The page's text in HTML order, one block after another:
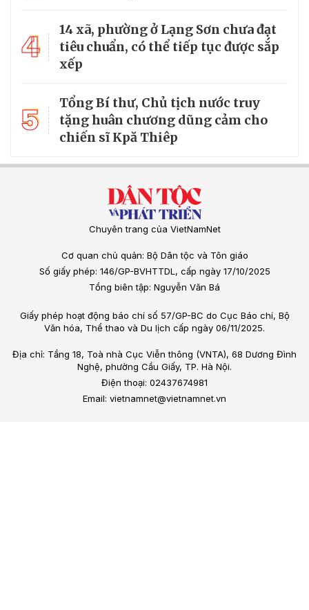
4
14 xã, phường ở Lạng Sơn chưa đạt
tiêu chuẩn, có thể tiếp tục được sắp
xếp
5
Tổng Bí thư, Chủ tịch nước truy
tặng huân chương dũng cảm cho
chiến sĩ Kpă Thiêp
Chuyên trang của VietNamNet
Cơ quan chủ quản: Bộ Dân tộc và Tôn giáo
Số giấy phép: 146/GP-BVHTTDL, cấp ngày 17/10/2025
Tổng biên tập: Nguyễn Văn Bá
Giấy phép hoạt động báo chí số 57/GP-BC do Cục Báo chí, Bộ
Văn hóa, Thể thao và Du lịch cấp ngày 06/11/2025.
Địa chỉ: Tầng 18, Toà nhà Cục Viễn thông (VNTA), 68 Dương Đình
Nghệ, phường Cầu Giấy, TP. Hà Nội.
Điện thoại: 02437674981
Email: vietnamnet@vietnamnet.vn